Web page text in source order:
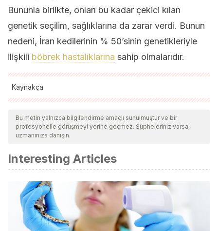
Bununla birlikte, onları bu kadar çekici kılan
genetik seçilim, sağlıklarına da zarar verdi. Bunun
nedeni, İran kedilerinin % 50’sinin genetikleriyle
ilişkili böbrek hastalıklarına sahip olmalarıdır.
Kaynakça
Tüm alıntı yapılan kaynaklar, kalitelerini, güvenilirliklerini,
güncelliklerini ve geçerliliklerini sağlamak için ekibimiz
tarafından derinlemesine incelendi. Bu makalenin bibliyografisi
kabul edildi.
Helgren, J. Anne. (2006). «Cat Breed Detail: Persian
Cats».Iams.com
. Telemark Productions / Procter &
Gamble.
O’Neill, D. G., Romans, C., Brodbelt, D. C., Church, D. B.,
Černá, P., & Gunn-Moore, D. A. (2019). Persian cats under
Bu metin yalnızca bilgilendirme amaçlı sunulmuştur ve bir
profesyonelle görüşmeyi yerine geçmez. Şüpheleriniz varsa,
uzmanınıza danışın.
Interesting Articles